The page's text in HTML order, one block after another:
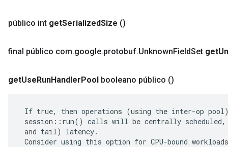
público int getSerializedSize ()
final público com.google.protobuf.UnknownFieldSet get
getUseRunHandlerPool booleano público ()
If true, then operations (using the inter-op
session::run() calls will be centrally scheduled,
and tail) latency.
Consider using this option for CPU-bound